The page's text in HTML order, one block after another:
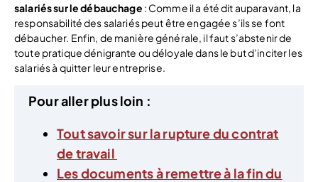
salariés sur le débauchage : Comme il a été dit auparavant, la
responsabilité des salariés peut être engagée s’ils se font
débaucher. Enfin, de manière générale, il faut s’abstenir de
toute pratique dénigrante ou déloyale dans le but d’inciter les
salariés à quitter leur entreprise.
Pour aller plus loin :
Tout savoir sur la rupture du contrat
de travail
Les documents à remettre à la fin du